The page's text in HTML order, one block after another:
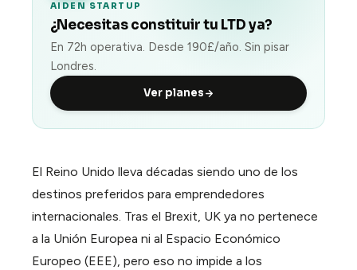
AIDEN STARTUP
¿Necesitas constituir tu LTD ya?
En 72h operativa. Desde 190£/año. Sin pisar
Londres.
Ver planes
El Reino Unido lleva décadas siendo uno de los
destinos preferidos para emprendedores
internacionales. Tras el Brexit, UK ya no pertenece
a la Unión Europea ni al Espacio Económico
Europeo (EEE), pero eso no impide a los